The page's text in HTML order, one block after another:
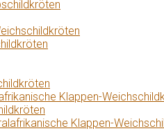
Klappen-
Klappen-